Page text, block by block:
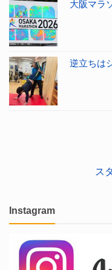
大阪マラ
逆立ちは
ス
Instagram